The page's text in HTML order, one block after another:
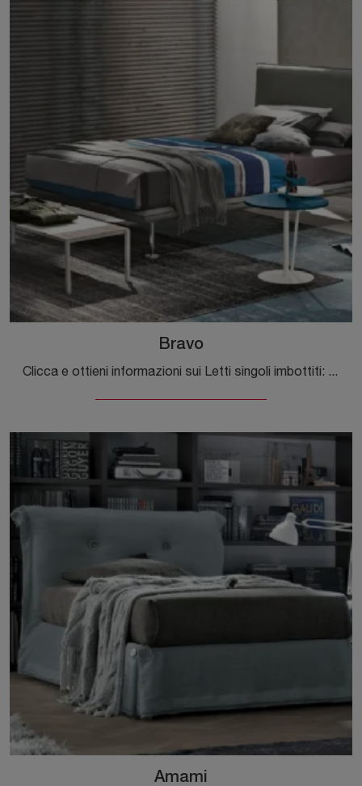
Bravo
Clicca e ottieni informazioni sui Letti singoli imbottiti: se sei alla ricerca di modelli moderni, il modello Bravo Tomasella fa al caso tuo.
Amami